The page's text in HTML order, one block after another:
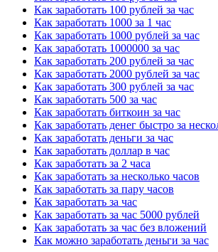
Как заработать 100 рублей за час
Как заработать 1000 за 1 час
Как заработать 1000 рублей за час
Как заработать 1000000 за час
Как заработать 200 рублей за час
Как заработать 2000 рублей за час
Как заработать 300 рублей за час
Как заработать 500 за час
Как заработать биткоин за час
Как заработать денег быстро за
Как заработать деньги за час
Как заработать доллар в час
Как заработать за 2 часа
Как заработать за несколько часов
Как заработать за пару часов
Как заработать за час
Как заработать за час 5000 рублей
Как заработать за час без вложений
Как можно заработать деньги за час